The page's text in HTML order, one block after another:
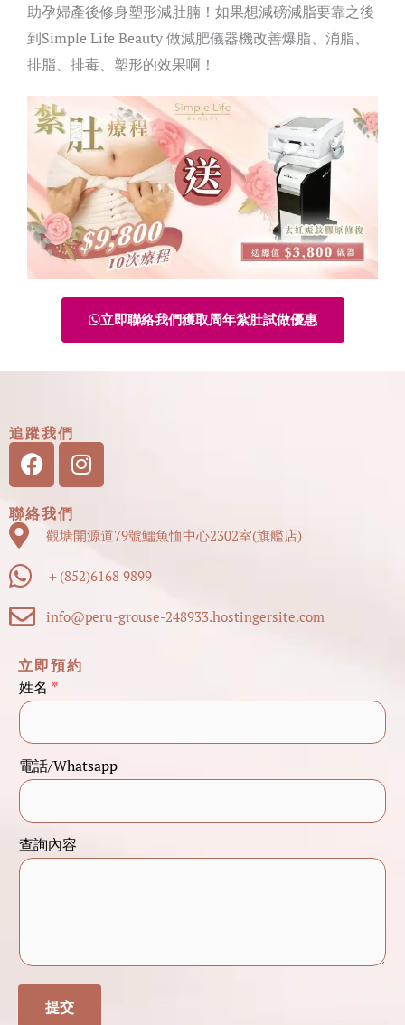
助孕婦產後修身塑形減肚腩！如果想減磅減脂要靠之後
到Simple Life Beauty 做減肥儀器機改善爆脂、消脂、
排脂、排毒、塑形的效果啊！
立即聯絡我們獲取周年紮肚試做優惠
追蹤我們
FacebookInstagram
聯絡我們
觀塘開源道79號鱷魚恤中心2302室(旗艦店)
＋(852)6168 9899
info@peru-grouse-248933.hostingersite.com
立即預約
*
電
W
a
t
p
*
姓名 *
電話/Whatsapp
查詢內容
提交